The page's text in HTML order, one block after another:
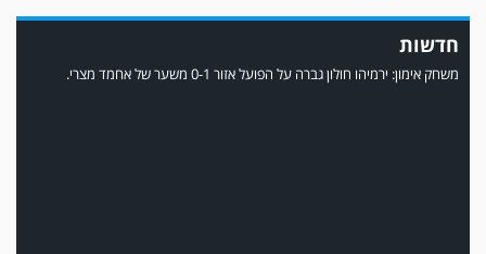
חדשות
משחק אימון: ירמיהו חולון גברה על הפועל אזור 0-1 משער של אחמד מצרי.